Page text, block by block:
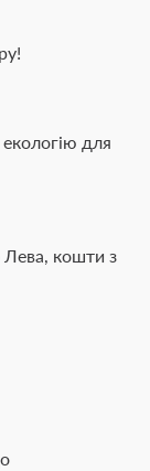
для
кошти з